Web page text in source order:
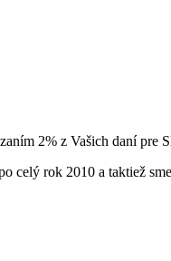
2% z Vašich daní pre
celý rok 2010 a taktiež